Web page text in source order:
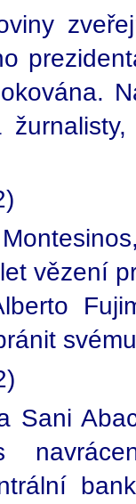
vězení
Sani